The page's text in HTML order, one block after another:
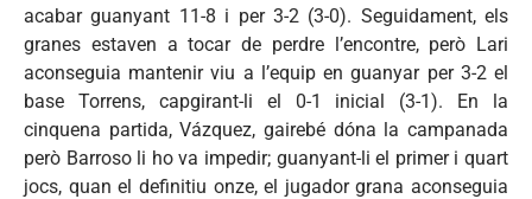
acabar guanyant 11-8 i per 3-2 (3-0). Seguidament, els
granes estaven a tocar de perdre l’encontre, però Lari
aconseguia mantenir viu a l’equip en guanyar per 3-2 el
base Torrens, capgirant-li el 0-1 inicial (3-1). En la
cinquena partida, Vázquez, gairebé dóna la campanada
però Barroso li ho va impedir; guanyant-li el primer i quart
jocs, quan el definitiu onze, el jugador grana aconseguia